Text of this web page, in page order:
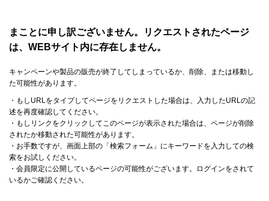
まことに申し訳ございません。リクエストされたページ
は、WEBサイト内に存在しません。
キャンペーンや製品の販売が終了してしまっているか、削除、または移動し
た可能性があります。
・もしURLをタイプしてページをリクエストした場合は、入力したURLの記
述を再度確認してください。
・もしリンクをクリックしてこのページが表示された場合は、ページが削除
されたか移動された可能性があります。
・お手数ですが、画面上部の「検索フォーム」にキーワードを入力しての検
索をお試しください。
・会員限定に公開しているページの可能性がございます。ログインをされて
いるかご確認ください。